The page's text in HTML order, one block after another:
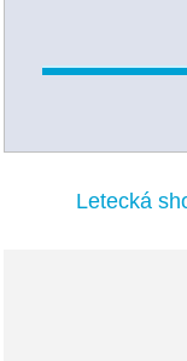
Letecká